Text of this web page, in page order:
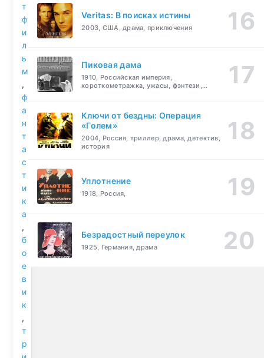
т
ф
и
л
ь
м
,
ф
а
н
т
а
с
т
и
к
а
,
б
о
е
в
и
к
,
т
р
Veritas: В поисках истины
2003, США, драма, приключения
Пиковая дама
1910, Российская империя,
короткометражка, ужасы, фэнтези,
Ключи от бездны: Операция
«Голем»
2004, Россия, триллер, драма, детектив,
история
Уплотнение
1918, Россия,
Безрадостный переулок
1925, Германия, драма